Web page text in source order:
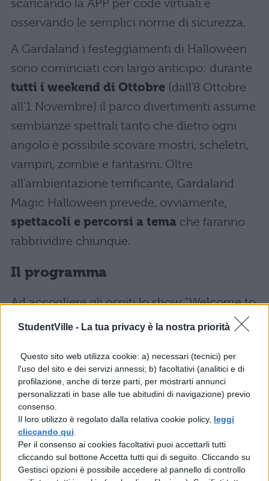
StudentVille - La tua privacy è la nostra priorità
Questo sito web utilizza cookie: a) necessari (tecnici) per
l'uso del sito e dei servizi annessi; b) facoltativi (analitici e di
profilazione, anche di terze parti, per mostrarti annunci
personalizzati in base alle tue abitudini di navigazione) previo
consenso.
Il loro utilizzo è regolato dalla relativa cookie policy, leggi
cliccando qui
Per il consenso ai cookies facoltativi puoi accettarli tutti
cliccando sul bottone Accetta tutti qui di seguito. Cliccando su
Gestisci opzioni è possibile accedere al pannello di controllo
scaricando la APP per code virtuali e
osservando le semplici norme di sicurezza.
A Gardaland i festeggiamenti di Halloween
sono cominciati con largo anticipo: durante
tutti i weekend di Ottobre (dall’8 Ottobre
all’1 Novembre) il parco divertimenti assume
sembianze spettrali tanto che dietro ogni
angolo è possibile scovare mostri, scheletri,
vampiri, zombie e fantasmi. Oltre
all’ambientazione terrificante, Gardaland
Magic Halloween prevede, ovviamente,
spettacoli e percorsi a tema che faranno
rabbrividire chiunque.
Il programma
Ad accogliere gli ospiti lo show “Welcome to
Friday Scary Night” anche se non
inquietanti in ogni dove. Farà parte del
programma anche il nuovo show “Gotika
tratta di uno spettacolo dark con la presenza
dell’illusionista Alberto Giorgi. Oltre gli
spettacoli di maggiore successo con i quali
Gardaland ci ha abituato negli ultimi anni,
l’edizione che ha appena avuto inizio si